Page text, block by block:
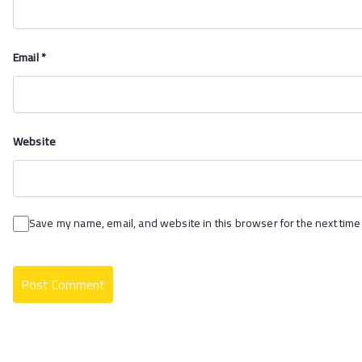
Email*
Website
Save my name, email, and website in this browser for the next